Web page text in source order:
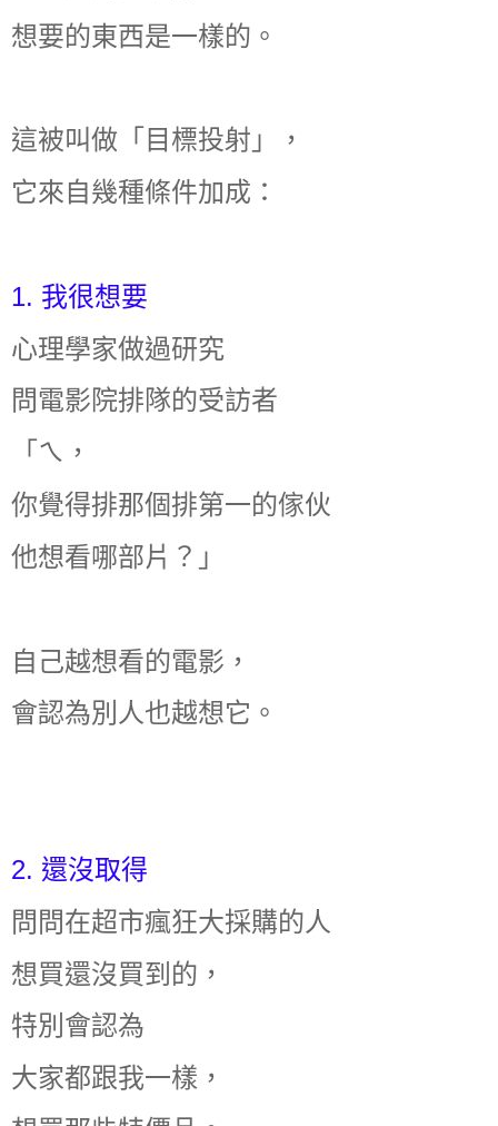
想要的東西是一樣的。
這被叫做「目標投射」，
它來自幾種條件加成：
1. 我很想要
心理學家做過研究
問電影院排隊的受訪者
「ㄟ，
你覺得排那個排第一的傢伙
他想看哪部片？」
自己越想看的電影，
會認為別人也越想它。
2. 還沒取得
問問在超市瘋狂大採購的人
想買還沒買到的，
特別會認為
大家都跟我一樣，